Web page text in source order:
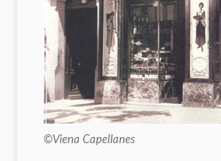
©Viena Capellanes